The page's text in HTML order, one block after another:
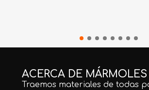
ACERCA DE
Traemos materiales de todas